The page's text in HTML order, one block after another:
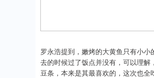
罗永浩提到，嫩烤的大黄鱼只有小
去的时候过了饭点并没有，可以理
豆条，本来是其最喜欢的，这次也